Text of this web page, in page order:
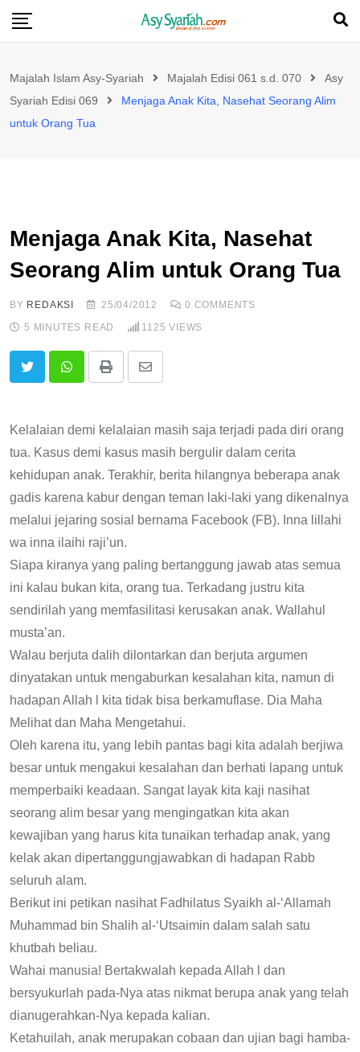
Skip
Majalah Islam Asy-Syariah Majalah Edisi 061 s.d. 070
Asy
Syariah Edisi 069
Menjaga Anak Kita, Nasehat Seorang Alim
untuk Orang Tua
Menjaga Anak Kita, Nasehat
Seorang Alim untuk Orang Tua
BY REDAKSI 25/04/2012 0 COMMENTS
5 MINUTES READ
1125 VIEWS
Print
Share
Kelalaian demi kelalaian masih saja terjadi pada diri orang
tua. Kasus demi kasus masih bergulir dalam cerita
kehidupan anak. Terakhir, berita hilangnya beberapa anak
gadis karena kabur dengan teman laki-laki yang dikenalnya
melalui jejaring sosial bernama Facebook (FB). Inna lillahi
wa inna ilaihi raji’un.
Siapa kiranya yang paling bertanggung jawab atas semua
ini kalau bukan kita, orang tua. Terkadang justru kita
sendirilah yang memfasilitasi kerusakan anak. Wallahul
musta’an.
Walau berjuta dalih dilontarkan dan berjuta argumen
dinyatakan untuk mengaburkan kesalahan kita, namun di
hadapan Allah l kita tidak bisa berkamuflase. Dia Maha
Melihat dan Maha Mengetahui.
Oleh karena itu, yang lebih pantas bagi kita adalah berjiwa
besar untuk mengakui kesalahan dan berhati lapang untuk
memperbaiki keadaan. Sangat layak kita kaji nasihat
seorang alim besar yang mengingatkan kita akan
kewajiban yang harus kita tunaikan terhadap anak, yang
kelak akan dipertanggungjawabkan di hadapan Rabb
seluruh alam.
Berikut ini petikan nasihat Fadhilatus Syaikh al-‘Allamah
Muhammad bin Shalih al-‘Utsaimin dalam salah satu
khutbah beliau.
Wahai manusia! Bertakwalah kepada Allah l dan
bersyukurlah pada-Nya atas nikmat berupa anak yang telah
dianugerahkan-Nya kepada kalian.
Ketahuilah, anak merupakan cobaan dan ujian bagi hamba-